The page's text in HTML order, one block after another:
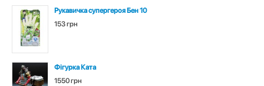
Рукавичка супергероя Бен 10
153 грн
Фігурка Ката
1550 грн